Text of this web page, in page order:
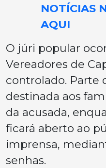
NOTÍCIAS
AQUI
O júri popular
Vereadores de
controlado. Parte
destinada aos
da acusada,
ficará aberto ao
imprensa,
senhas.